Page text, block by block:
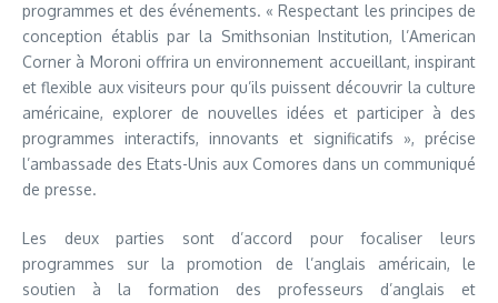
programmes et des événements. « Respectant les principes de
conception établis par la Smithsonian Institution, l’American
Corner à Moroni offrira un environnement accueillant, inspirant
et flexible aux visiteurs pour qu’ils puissent découvrir la culture
américaine, explorer de nouvelles idées et participer à des
programmes interactifs, innovants et significatifs », précise
l’ambassade des Etats-Unis aux Comores dans un communiqué
de presse.
Les deux parties sont d’accord pour focaliser leurs
programmes sur la promotion de l’anglais américain, le
soutien à la formation des professeurs d’anglais et